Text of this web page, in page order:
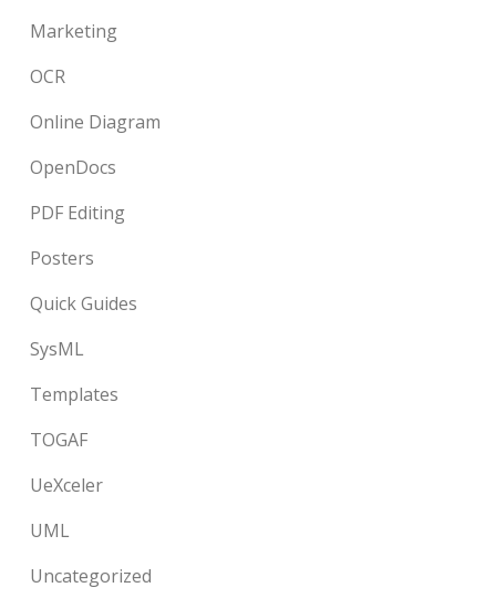
Marketing
OCR
Online Diagram
OpenDocs
PDF Editing
Posters
Quick Guides
SysML
Templates
TOGAF
UeXceler
UML
Uncategorized